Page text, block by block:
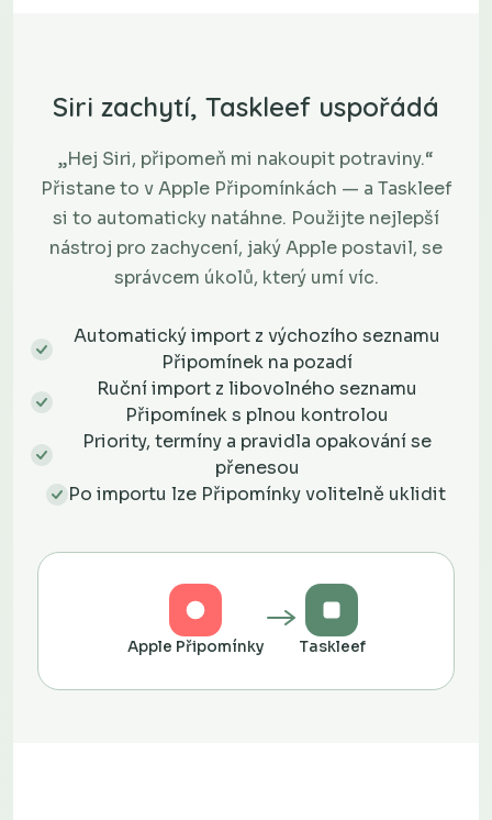
Siri zachytí, Taskleef uspořádá
„Hej Siri, připomeň mi nakoupit potraviny.“
Přistane to v Apple Připomínkách — a Taskleef
si to automaticky natáhne. Použijte nejlepší
nástroj pro zachycení, jaký Apple postavil, se
správcem úkolů, který umí víc.
Automatický import z výchozího seznamu
Připomínek na pozadí
Ruční import z libovolného seznamu
Připomínek s plnou kontrolou
Priority, termíny a pravidla opakování se
přenesou
Po importu lze Připomínky volitelně uklidit
Apple Připomínky Taskleef